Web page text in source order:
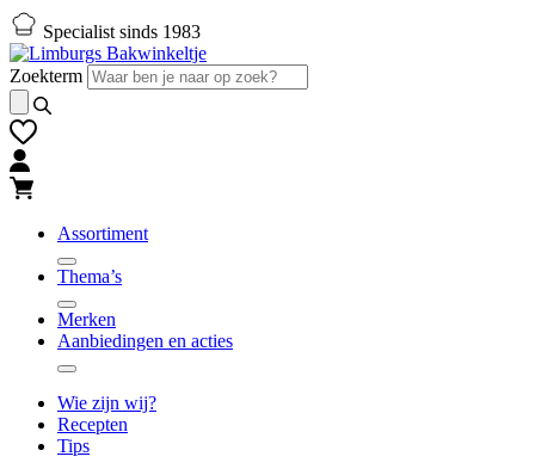
Naar
hoofd-
inhoud
gaan
Naar
footer
gaan
Specialist sinds 1983
Zoekterm
Assortiment
Thema’s
Merken
Aanbiedingen en acties
Wie zijn wij?
Recepten
Tips